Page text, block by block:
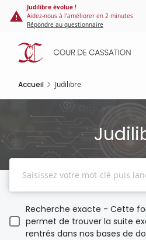
Panneau de gestion des cookies
contenu
principal
Judilibre évolue !
Aidez-nous à l'améliorer en 2 minutes
Répondre au questionnaire
Accueil Judilibre
Recherche exacte - Cette
permet de trouver la suite
rentrés dans nos bases de